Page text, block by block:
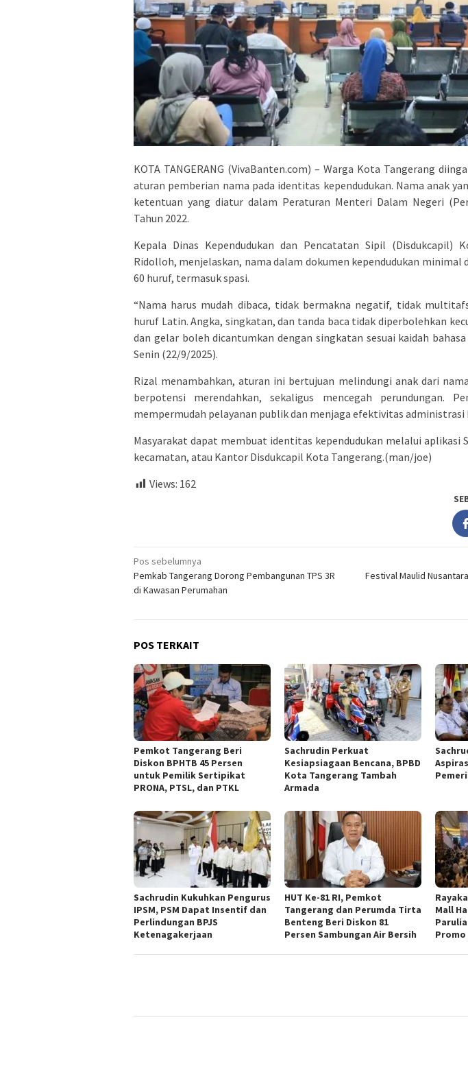
KOTA TANGERANG (VivaBanten.com) – Warga Kota Tangerang
aturan pemberian nama pada identitas kependudukan. Nama anak
ketentuan yang diatur dalam Peraturan Menteri Dalam Negeri
Tahun 2022.
Kepala Dinas Kependudukan dan Pencatatan Sipil (Disdukcapil)
Ridolloh, menjelaskan, nama dalam dokumen kependudukan minimal
60 huruf, termasuk spasi.
“Nama harus mudah dibaca, tidak bermakna negatif, tidak
huruf Latin. Angka, singkatan, dan tanda baca tidak diperbolehkan
dan gelar boleh dicantumkan dengan singkatan sesuai kaidah bahasa
Senin (22/9/2025).
Rizal menambahkan, aturan ini bertujuan melindungi anak dari
berpotensi merendahkan, sekaligus mencegah perundungan.
mempermudah pelayanan publik dan menjaga efektivitas administrasi
Masyarakat dapat membuat identitas kependudukan melalui aplikasi
kecamatan, atau Kantor Disdukcapil Kota Tangerang.(man/joe)
Views: 162
Navigasi
pos
Pos sebelumnya
Pemkab Tangerang Dorong Pembangunan TPS 3R
di Kawasan Perumahan
Festival Maulid
POS TERKAIT
Pemkot Tangerang Beri
Diskon BPHTB 45 Persen
untuk Pemilik Sertipikat
PRONA, PTSL, dan PTKL
Sachrudin Perkuat
Kesiapsiagaan Bencana, BPBD
Kota Tangerang Tambah
Armada
Sachrudin Kukuhkan Pengurus
IPSM, PSM Dapat Insentif dan
Perlindungan BPJS
Ketenagakerjaan
HUT Ke-81 RI, Pemkot
Tangerang dan Perumda Tirta
Benteng Beri Diskon 81
Persen Sambungan Air Bersih
Mall